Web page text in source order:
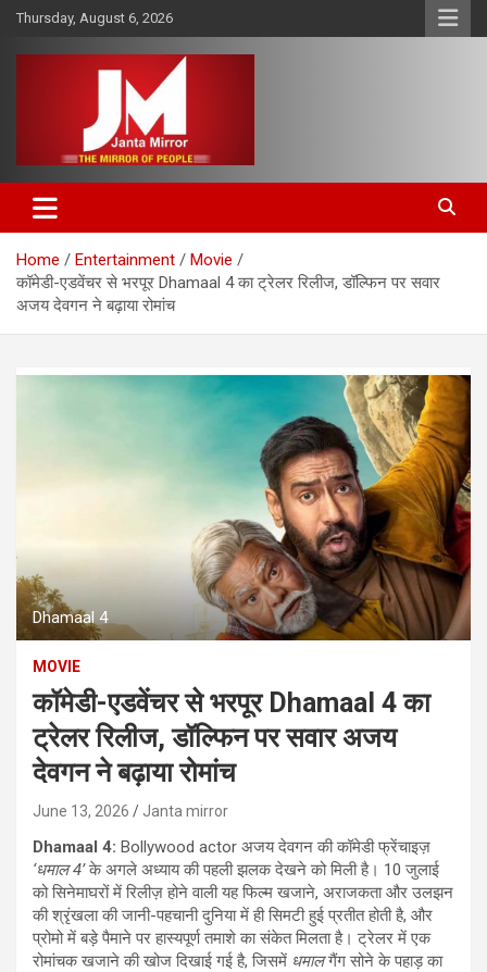
Skip
content
Thursday, August 6, 2026
Janta Mirror
Home Entertainment
Movie
कॉमेडी-एडवेंचर से भरपूर Dhamaal 4 का ट्रेलर रिलीज, डॉल्फिन पर सवार
अजय देवगन ने बढ़ाया रोमांच
Dhamaal 4
MOVIE
कॉमेडी-एडवेंचर से भरपूर Dhamaal 4 का
ट्रेलर रिलीज, डॉल्फिन पर सवार अजय
देवगन ने बढ़ाया रोमांच
June 13, 2026 Janta mirror
Dhamaal 4: Bollywood actor अजय देवगन की कॉमेडी फ्रेंचाइज़
‘धमाल 4’के अगले अध्याय की पहली झलक देखने को मिली है। 10 जुलाई
को सिनेमाघरों में रिलीज़ होने वाली यह फिल्म खजाने, अराजकता और उलझन
की श्रृंखला की जानी-पहचानी दुनिया में ही सिमटी हुई प्रतीत होती है, और
प्रोमो में बड़े पैमाने पर हास्यपूर्ण तमाशे का संकेत मिलता है। ट्रेलर में एक
रोमांचक खजाने की खोज दिखाई गई है, जिसमें धमालगैंग सोने के पहाड़ का